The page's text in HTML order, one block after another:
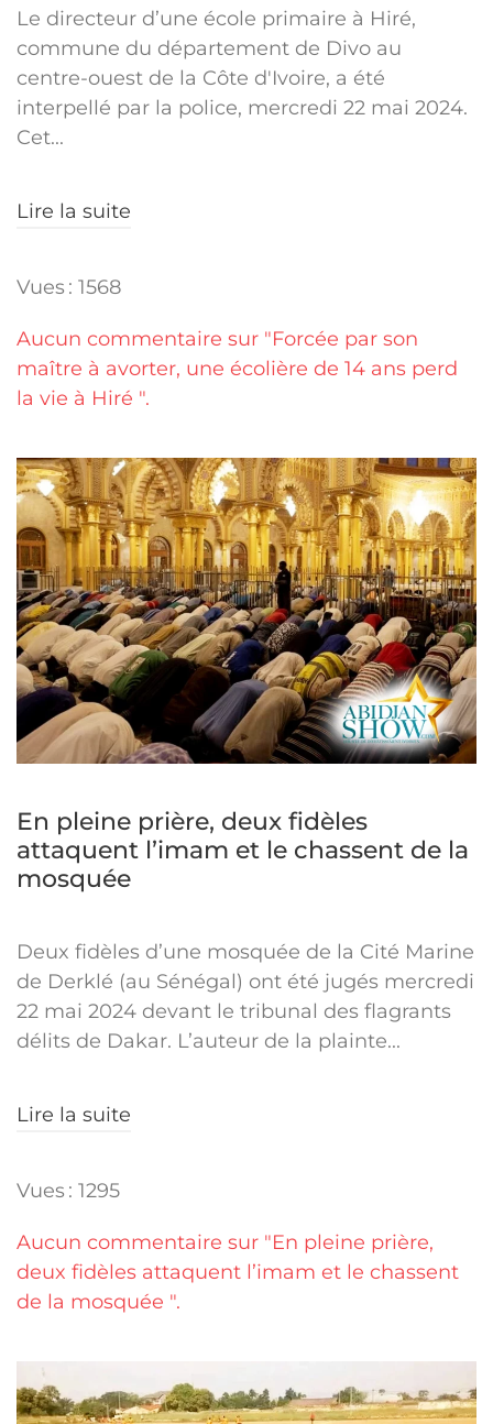
Le directeur d’une école primaire à Hiré,
commune du département de Divo au
centre-ouest de la Côte d'Ivoire, a été
interpellé par la police, mercredi 22 mai 2024.
Cet...
Lire la suite
Vues : 1568
Aucun commentaire sur "Forcée par son
maître à avorter, une écolière de 14 ans perd
la vie à Hiré ".
En pleine prière, deux fidèles
attaquent l’imam et le chassent de la
mosquée
Deux fidèles d’une mosquée de la Cité Marine
de Derklé (au Sénégal) ont été jugés mercredi
22 mai 2024 devant le tribunal des flagrants
délits de Dakar. L’auteur de la plainte...
Lire la suite
Vues : 1295
Aucun commentaire sur "En pleine prière,
deux fidèles attaquent l’imam et le chassent
de la mosquée ".